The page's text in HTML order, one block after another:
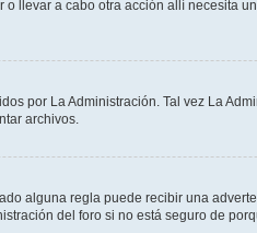
llevar a cabo otra acción allí necesita
por La Administración. Tal vez La
archivos.
alguna regla puede recibir una
del foro si no está seguro de